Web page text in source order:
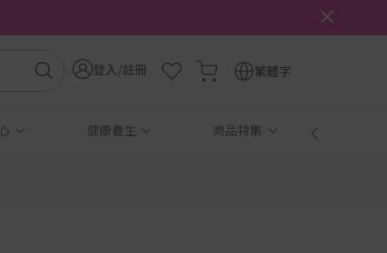
登入/註冊 繁體字
健康養生 商品特集